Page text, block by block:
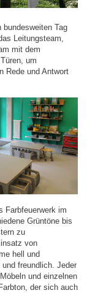
Tag
Leitungsteam,
mit dem
um
Rede und Antwort
Farbfeuerwerk im
Grüntöne bis
zu
von
hell und
freundlich. Jeder
und einzelnen
der sich auch